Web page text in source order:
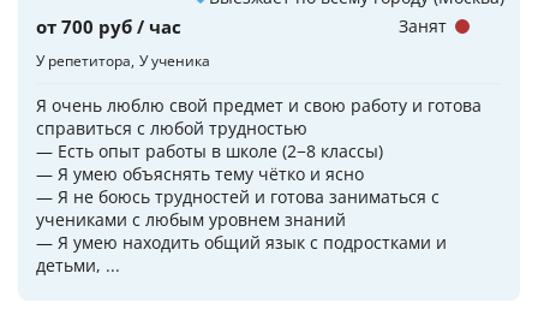
от 700 руб / час
У репетитора У ученика
Я очень люблю свой предмет и свою работу и готова
справиться с любой трудностью
— Есть опыт работы в школе (2−8 классы)
— Я умею объяснять тему чётко и ясно
— Я не боюсь трудностей и готова заниматься с
учениками с любым уровнем знаний
— Я умею находить общий язык с подростками и
детьми, ...
Занят